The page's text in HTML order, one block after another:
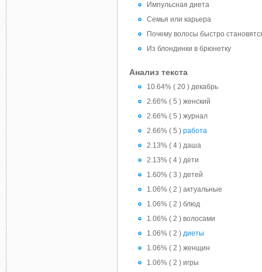
Импульсная диета
Семья или карьера
Почему волосы быстро
Из блондинки в брюнетку
Анализ текста
10.64% ( 20 ) декабрь
2.66% ( 5 ) женский
2.66% ( 5 ) журнал
2.66% ( 5 ) работа
2.13% ( 4 ) даша
2.13% ( 4 ) дети
1.60% ( 3 ) детей
1.06% ( 2 ) актуальные
1.06% ( 2 ) блюд
1.06% ( 2 ) волосами
1.06% ( 2 ) диеты
1.06% ( 2 ) женщин
1.06% ( 2 ) игры